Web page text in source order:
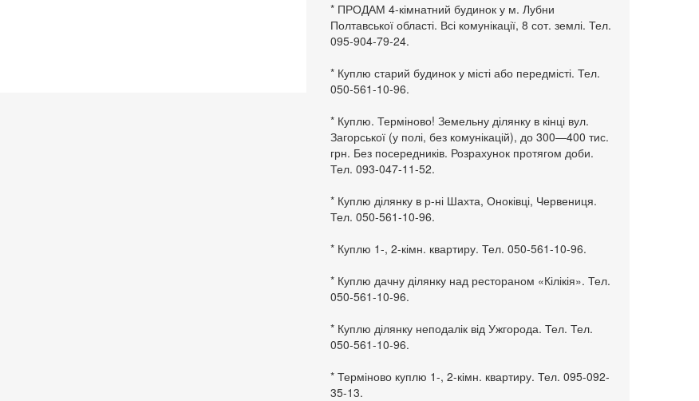
* ПРОДАМ 4-кімнатний будинок у м. Лубни
Полтавської області. Всі комунікації, 8 сот. землі. Тел.
095-904-79-24.
* Куплю старий будинок у місті або передмісті. Тел.
050-561-10-96.
* Куплю. Терміново! Земельну ділянку в кінці вул.
Загорської (у полі, без комунікацій), до 300—400 тис.
грн. Без посередників. Розрахунок протягом доби.
Тел. 093-047-11-52.
* Куплю ділянку в р-ні Шахта, Оноківці, Червениця.
Тел. 050-561-10-96.
* Куплю 1-, 2-кімн. квартиру. Тел. 050-561-10-96.
* Куплю дачну ділянку над рестораном «Кілікія». Тел.
050-561-10-96.
* Куплю ділянку неподалік від Ужгорода. Тел. Тел.
050-561-10-96.
* Терміново куплю 1-, 2-кімн. квартиру. Тел. 095-092-
35-13.